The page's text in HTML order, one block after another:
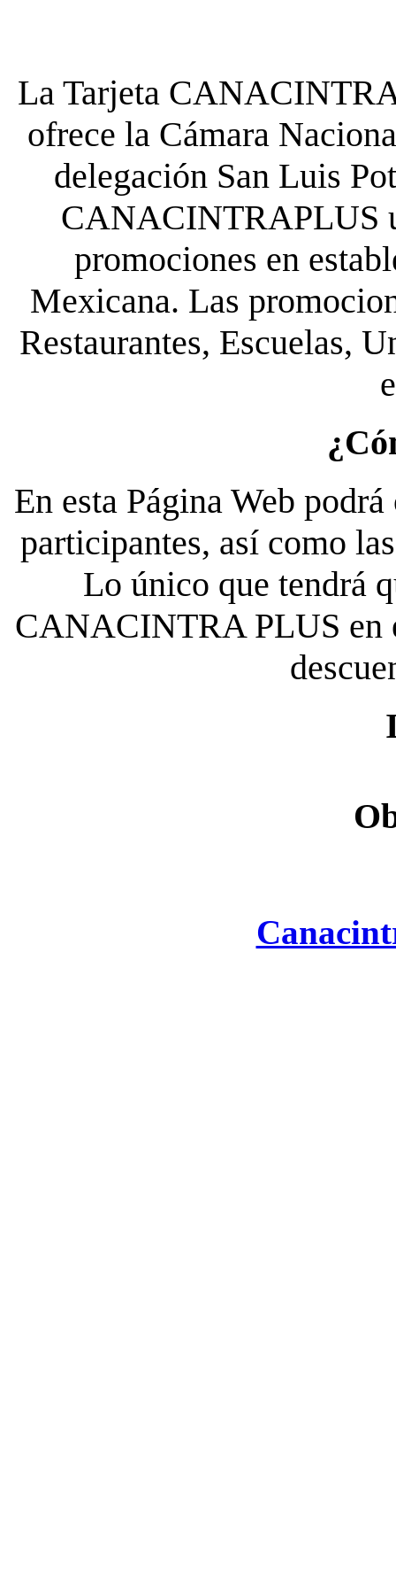
La Tarjeta
ofrece la Cámara
delegación San Luis
CANACINTRAPLUS
promociones en
Mexicana. Las
Restaurantes, Escuelas,
En esta Página Web
participantes, así como
Lo único que tendrá
CANACINTRA PLUS en